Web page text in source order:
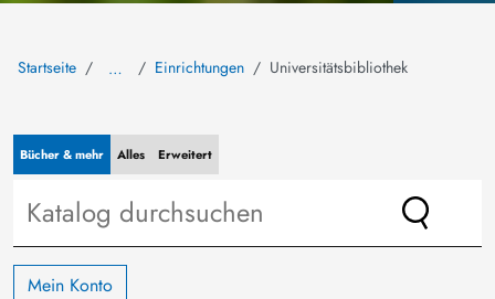
Startseite … Einrichtungen Universitätsbibliothek
Bücher & mehr Alles Erweitert
Mein Konto